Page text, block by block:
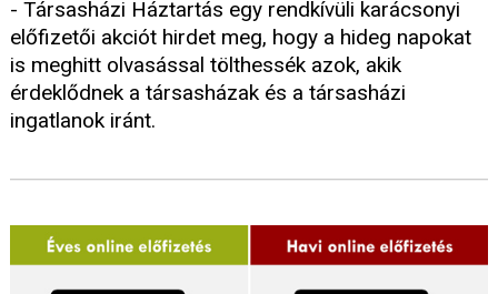
- Társasházi Háztartás egy rendkívüli karácsonyi
előfizetői akciót hirdet meg, hogy a hideg napokat
is meghitt olvasással tölthessék azok, akik
érdeklődnek a társasházak és a társasházi
ingatlanok iránt.